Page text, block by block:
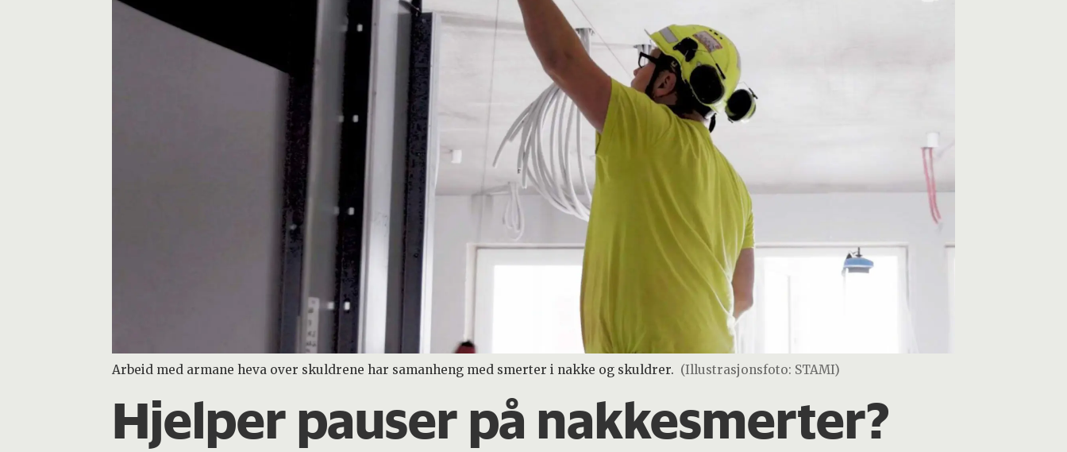
Arbeid med armane heva over skuldrene har samanheng med smerter i nakke og skuldrer. (Illustrasjonsfoto: STAMI)
Hjelper pauser på nakkesmerter?